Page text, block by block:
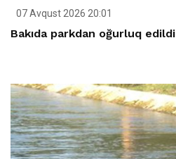
07 Avqust 2026 20:01
Bakıda parkdan oğurluq edildi